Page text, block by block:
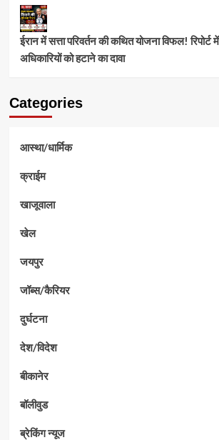
ईरान में सत्ता परिवर्तन की कथित योजना विफल! रिपोर्ट
अधिकारियों को हटाने का दावा
Categories
आस्था/धार्मिक
क्राईम
खाजूवाला
खेल
जयपुर
जॉब्स/कैरियर
दुर्घटना
देश/विदेश
बीकानेर
बॉलीवुड
ब्रेकिंग न्यूज